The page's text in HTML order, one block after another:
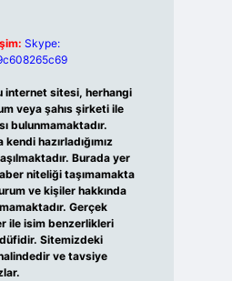
Skype:
internet sitesi, herhangi
veya şahıs şirketi ile
bulunmamaktadır.
hazırladığımız
Burada yer
niteliği taşımamakta
ve kişiler hakkında
Gerçek
ile isim benzerlikleri
Sitemizdeki
ve tavsiye